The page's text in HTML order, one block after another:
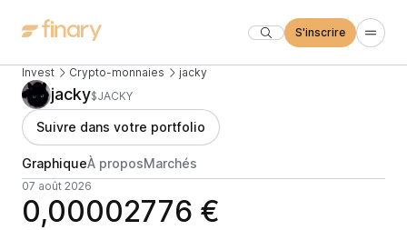
S'inscrire
Invest Crypto-monnaies jacky
jacky$JACKY
Suivre dans votre portfolio
GraphiqueÀ proposMarchés
07 août 2026
0,00002776 €